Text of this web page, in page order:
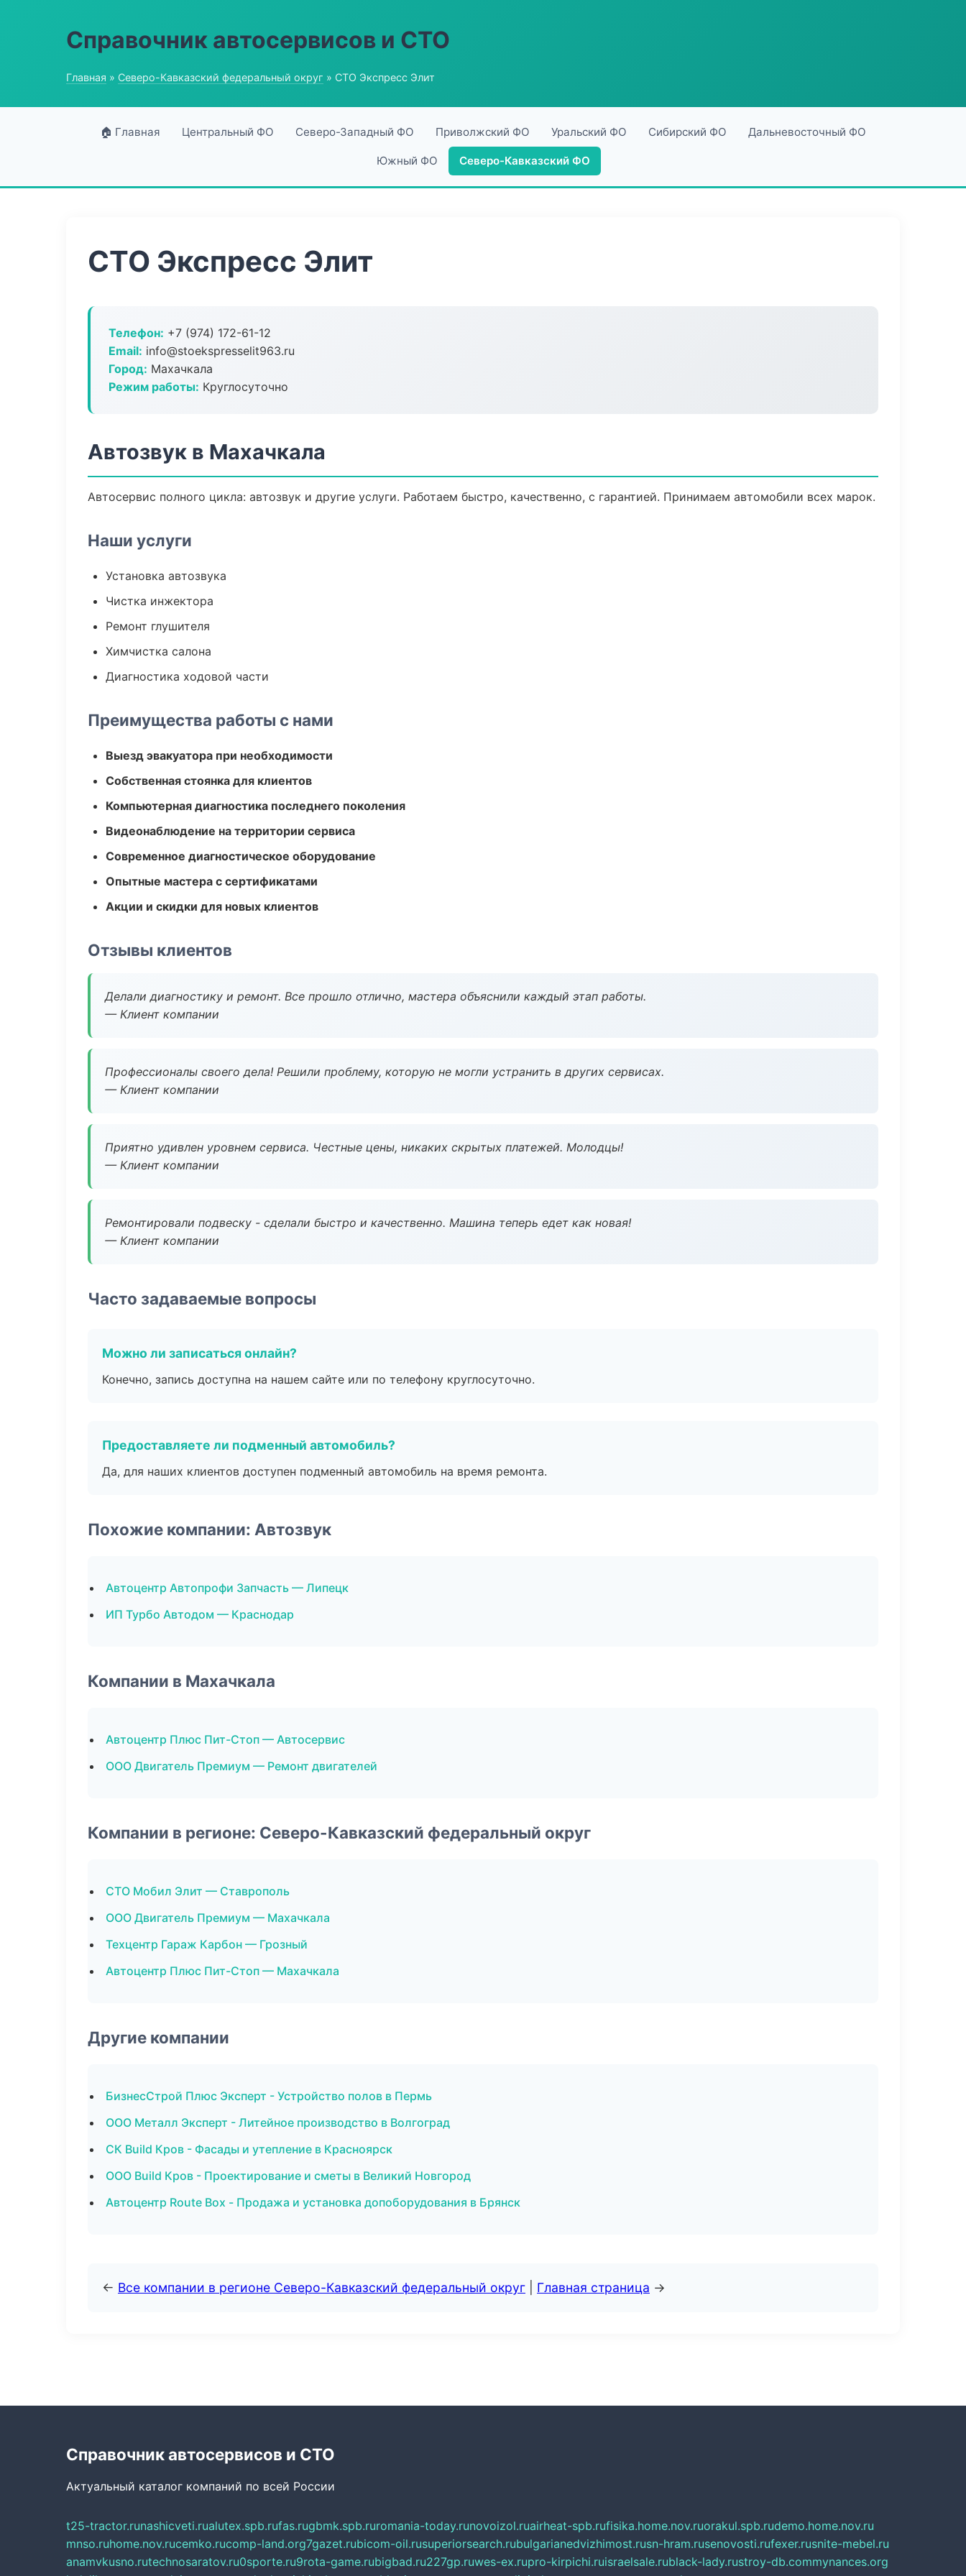
Справочник автосервисов и СТО
Главная » Северо-Кавказский федеральный округ » СТО Экспресс Элит
🏠 Главная Центральный ФО Северо-Западный ФО Приволжский ФО Уральский ФО Сибирский ФО Дальневосточный ФО
Южный ФО Северо-Кавказский ФО
СТО Экспресс Элит
Телефон: +7 (974) 172-61-12
Email: info@stoekspresselit963.ru
Город: Махачкала
Режим работы: Круглосуточно
Автозвук в Махачкала
Автосервис полного цикла: автозвук и другие услуги. Работаем быстро, качественно, с гарантией. Принимаем автомобили всех марок.
Наши услуги
Установка автозвука
Чистка инжектора
Ремонт глушителя
Химчистка салона
Диагностика ходовой части
Преимущества работы с нами
Выезд эвакуатора при необходимости
Собственная стоянка для клиентов
Компьютерная диагностика последнего поколения
Видеонаблюдение на территории сервиса
Современное диагностическое оборудование
Опытные мастера с сертификатами
Акции и скидки для новых клиентов
Отзывы клиентов
Делали диагностику и ремонт. Все прошло отлично, мастера объяснили каждый этап работы.
— Клиент компании
Профессионалы своего дела! Решили проблему, которую не могли устранить в других сервисах.
— Клиент компании
Приятно удивлен уровнем сервиса. Честные цены, никаких скрытых платежей. Молодцы!
— Клиент компании
Ремонтировали подвеску - сделали быстро и качественно. Машина теперь едет как новая!
— Клиент компании
Часто задаваемые вопросы
Можно ли записаться онлайн?
Конечно, запись доступна на нашем сайте или по телефону круглосуточно.
Предоставляете ли подменный автомобиль?
Да, для наших клиентов доступен подменный автомобиль на время ремонта.
Похожие компании: Автозвук
Автоцентр Автопрофи Запчасть — Липецк
ИП Турбо Автодом — Краснодар
Компании в Махачкала
Автоцентр Плюс Пит-Стоп — Автосервис
ООО Двигатель Премиум — Ремонт двигателей
Компании в регионе: Северо-Кавказский федеральный округ
СТО Мобил Элит — Ставрополь
ООО Двигатель Премиум — Махачкала
Техцентр Гараж Карбон — Грозный
Автоцентр Плюс Пит-Стоп — Махачкала
Другие компании
БизнесСтрой Плюс Эксперт - Устройство полов в Пермь
ООО Металл Эксперт - Литейное производство в Волгоград
СК Build Кров - Фасады и утепление в Красноярск
ООО Build Кров - Проектирование и сметы в Великий Новгород
Автоцентр Route Box - Продажа и установка допоборудования в Брянск
← Все компании в регионе Северо-Кавказский федеральный округ Главная страница →
Справочник автосервисов и СТО
Актуальный каталог компаний по всей России
t25-tractor.runashicveti.rualutex.spb.rufas.rugbmk.spb.ruromania-today.runovoizol.ruairheat-spb.rufisika.home.nov.ruorakul.spb.rudemo.home.nov.ru
mnso.ruhome.nov.rucemko.rucomp-land.org7gazet.rubicom-oil.rusuperiorsearch.rubulgarianedvizhimost.rusn-hram.rusenovosti.rufexer.rusnite-mebel.ru
anamvkusno.rutechnosaratov.ru0sporte.ru9rota-game.rubigbad.ru227gp.ruwes-ex.rupro-kirpichi.ruisraelsale.rublack-lady.rustroy-db.commynances.org